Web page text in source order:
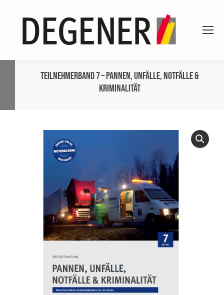
Teilnehmerband 7 – Pannen, Unfälle, Notfälle &
Kriminalität